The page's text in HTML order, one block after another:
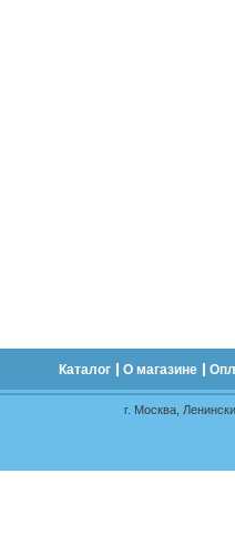
Каталог О магазине
г. Москва,